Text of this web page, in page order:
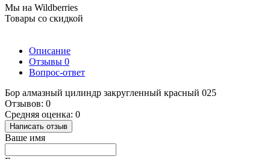
Мы на Wildberries
Товары со скидкой
Описание
Отзывы 0
Вопрос-ответ
Бор алмазный цилиндр закругленный красный 025
Отзывов: 0
Средняя оценка: 0
Написать отзыв
Ваше имя